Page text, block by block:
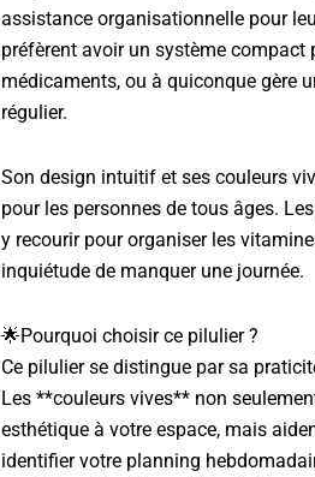
assistance organisationnelle pour
préfèrent avoir un système compact
médicaments, ou à quiconque gère
régulier.
Son design intuitif et ses couleurs
pour les personnes de tous âges.
y recourir pour organiser les
inquiétude de manquer une journée.
🌟Pourquoi choisir ce pilulier ?
Ce pilulier se distingue par sa
Les **couleurs vives** non
esthétique à votre espace, mais
identifier votre planning